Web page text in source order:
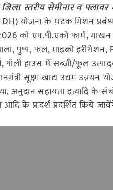
स्तरीय सेमीनार व फ्लावर
योजना के घटक मिशन
को एम.पी.एको फार्म,
पुष्प, फल, माइक्रो इरीगेशन,
पॉली हाउस में सब्जी/फूल
सूक्ष्म खाद्य उद्यम उन्नयन
अनुदान सहायता इत्यादि के
के प्रादर्श प्रदर्शित किये